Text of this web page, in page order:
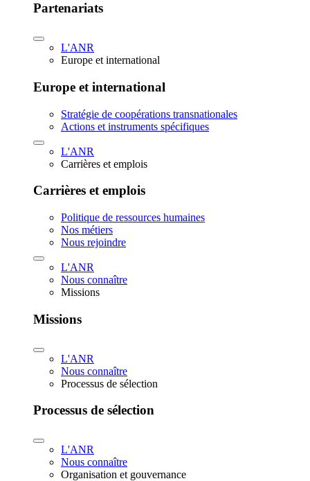
Partenariats
L'ANR
Europe et international
Europe et international
Stratégie de coopérations transnationales
Actions et instruments spécifiques
L'ANR
Carrières et emplois
Carrières et emplois
Politique de ressources humaines
Nos métiers
Nous rejoindre
L'ANR
Nous connaître
Missions
Missions
L'ANR
Nous connaître
Processus de sélection
Processus de sélection
L'ANR
Nous connaître
Organisation et gouvernance